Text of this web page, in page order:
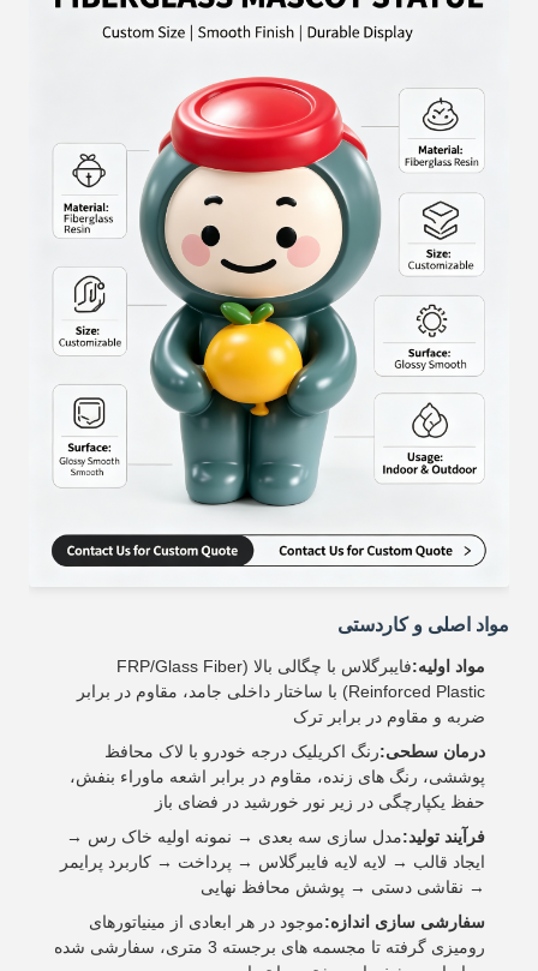
مواد اصلی و کاردستی
مواد اولیه:
فایبرگلاس با چگالی بالا (FRP/Glass Fiber
Reinforced Plastic) با ساختار داخلی جامد، مقاوم در برابر
ضربه و مقاوم در برابر ترک
درمان سطحی:رنگ اکریلیک درجه خودرو با لاک محافظ
پوششی، رنگ های زنده، مقاوم در برابر اشعه ماوراء بنفش،
حفظ یکپارچگی در زیر نور خورشید در فضای باز
فرآیند تولید:مدل سازی سه بعدی → نمونه اولیه خاک رس →
ایجاد قالب → لایه لایه فایبرگلاس → پرداخت → کاربرد پرایمر
→ نقاشی دستی → پوشش محافظ نهایی
سفارشی سازی اندازه:موجود در هر ابعادی از مینیاتورهای
رومیزی گرفته تا مجسمه های برجسته 3 متری، سفارشی شده